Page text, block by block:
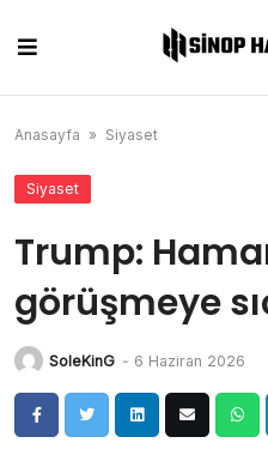
content
Anasayfa » Siyaset
Siyaset
Trump:
görüşmeye
SoleKinG - 6 Haziran 2026